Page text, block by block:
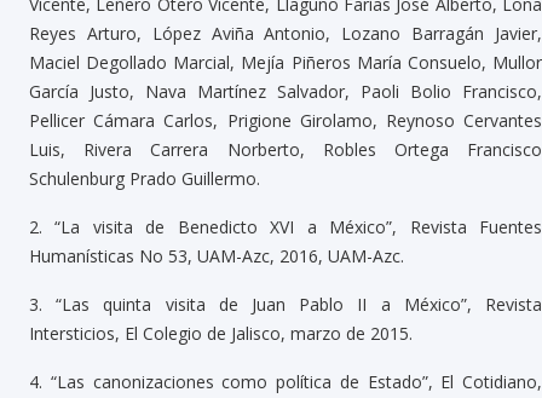
Reyes Arturo, López Aviña Antonio, Lozano Barragán Javier,
Maciel Degollado Marcial, Mejía Piñeros María Consuelo, Mullor
García Justo, Nava Martínez Salvador, Paoli Bolio Francisco,
Pellicer Cámara Carlos, Prigione Girolamo, Reynoso Cervantes
Luis, Rivera Carrera Norberto, Robles Ortega Francisco
Schulenburg Prado Guillermo.
2.
“La visita de Benedicto XVI a México”, Revista Fuentes
Humanísticas No 53, UAM-Azc, 2016, UAM-Azc.
3.
“Las quinta visita de Juan Pablo II a México”, Revista
Intersticios, El Colegio de Jalisco, marzo de 2015.
4. “Las canonizaciones como política de Estado”, El Cotidiano,